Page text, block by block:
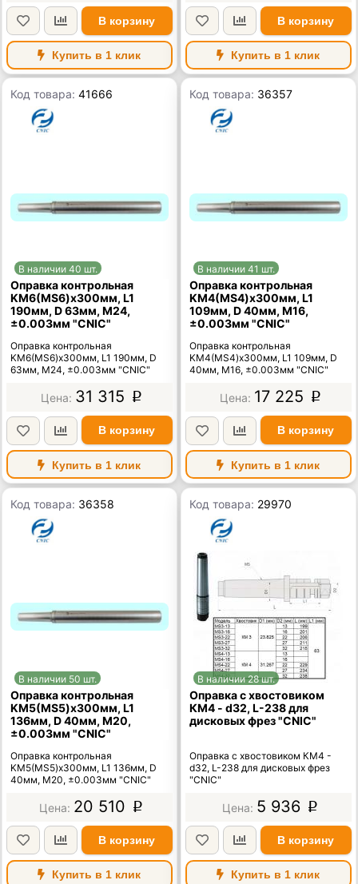
В корзину
Купить в 1 клик
В корзину
Купить в 1 клик
Код товара:41666
В наличии 40 шт.
Оправка контрольная
KМ6(MS6)x300мм, L1
190мм, D 63мм, М24,
±0.003мм "CNIC"
Оправка контрольная
KМ6(MS6)x300мм, L1 190мм, D
63мм, М24, ±0.003мм "CNIC"
31 315 p
В корзину
Купить в 1 клик
Код товара: 36357
В наличии 41 шт.
Оправка контрольная
KМ4(MS4)x300мм, L1
109мм, D 40мм, М16,
±0.003мм "CNIC"
Оправка контрольная
KМ4(MS4)x300мм, L1 109мм, D
40мм, М16, ±0.003мм "CNIC"
17 225 p
В корзину
Купить в 1 клик
Код товара: 36358
В наличии 50 шт.
Оправка контрольная
KМ5(MS5)x300мм, L1
136мм, D 40мм, М20,
±0.003мм "CNIC"
Оправка контрольная
KМ5(MS5)x300мм, L1 136мм, D
40мм, М20, ±0.003мм "CNIC"
20 510 p
В корзину
Купить в 1 клик
Код товара: 29970
В наличии 28 шт.
Оправка с хвостовиком
КМ4 - d32, L-238 для
дисковых фрез "CNIC"
Оправка с хвостовиком КМ4 -
d32, L-238 для дисковых фрез
"CNIC"
5 936 p
В корзину
Купить в 1 клик